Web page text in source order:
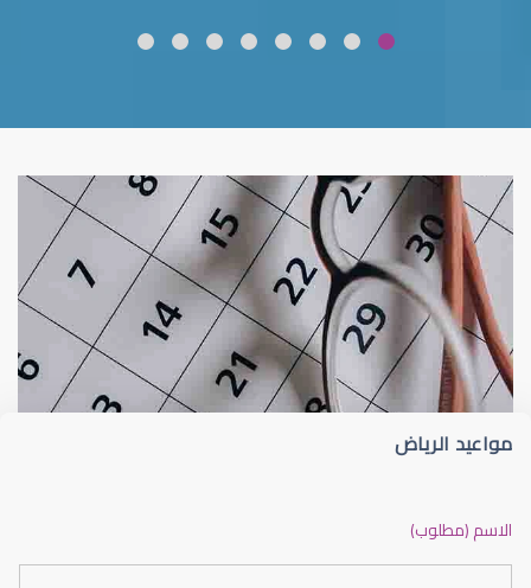
قلوبال لرعاية العين ضعف نظر
مواعيد الرياض
الاسم (مطلوب)